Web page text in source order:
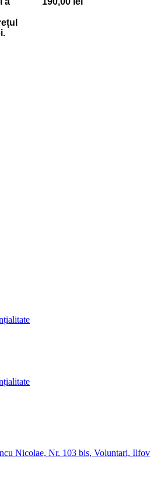
Nicolae, Nr. 103 bis, Voluntari, Ilfov